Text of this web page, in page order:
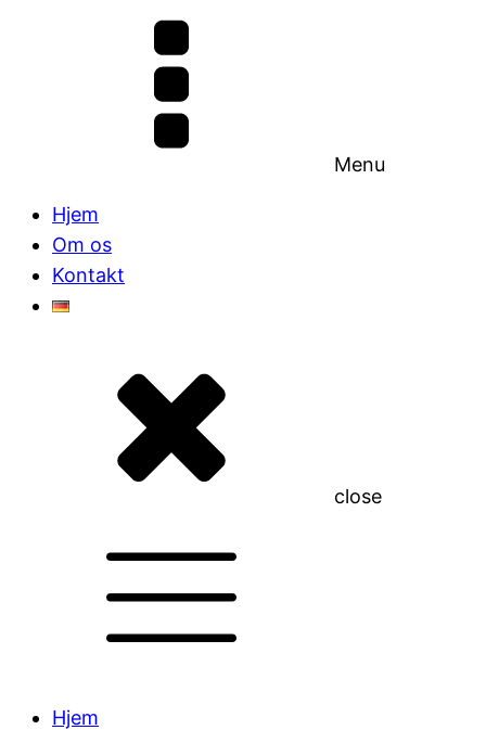
Menu
Hjem
Om os
Kontakt
close
Hjem